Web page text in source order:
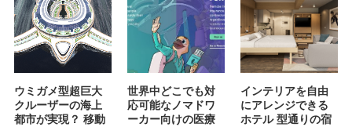
ウミガメ型超巨大
クルーザーの海上
都市が実現？ 移動
世界中どこでも対
応可能なノマドワ
ーカー向けの医療
インテリアを自由
にアレンジできる
ホテル 型通りの宿